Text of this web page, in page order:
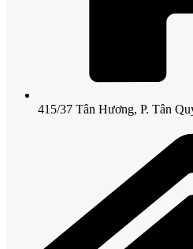
415/37 Tân Hương, P. Tân